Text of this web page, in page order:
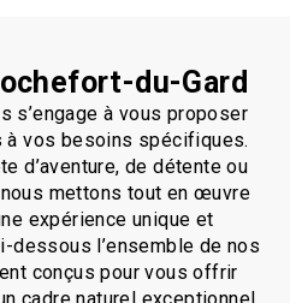
du-Gard
s’engage à vous proposer
vos besoins spécifiques.
d’aventure, de détente ou
nous mettons tout en œuvre
expérience unique et
dessous l’ensemble de nos
conçus pour vous offrir